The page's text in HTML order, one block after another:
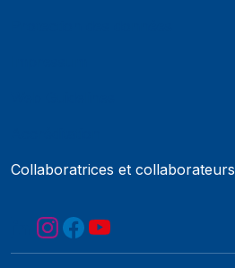
Collaboratrices et collaborateurs